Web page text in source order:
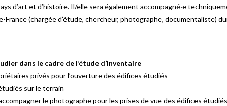
d’art et d’histoire. Il/elle sera également accompagné·e
France (chargée d’étude, chercheur, photographe, documentaliste)
dans le cadre de l’étude d’inventaire
privés pour l’ouverture des édifices étudiés
sur le terrain
le photographe pour les prises de vue des édifices